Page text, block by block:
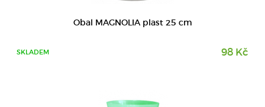
Obal MAGNOLIA plast 25 cm
SKLADEM 98 Kč